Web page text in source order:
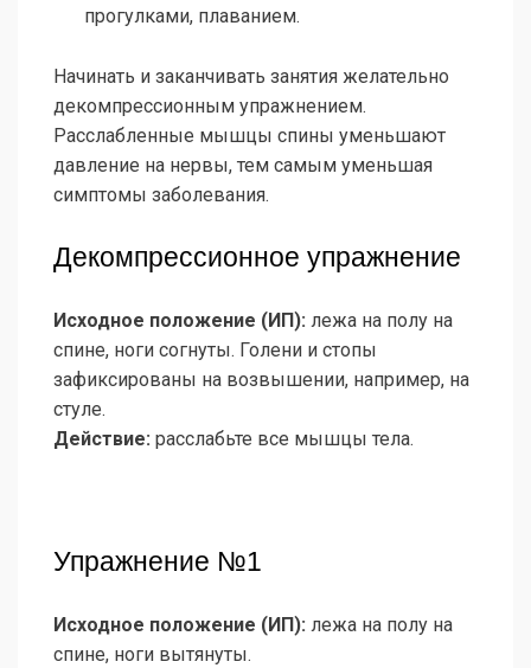
прогулками, плаванием.
Начинать и заканчивать занятия желательно
декомпрессионным упражнением.
Расслабленные мышцы спины уменьшают
давление на нервы, тем самым уменьшая
симптомы заболевания.
Декомпрессионное упражнение
Исходное положение (ИП): лежа на полу на
спине, ноги согнуты. Голени и стопы
зафиксированы на возвышении, например, на
стуле.
Действие: расслабьте все мышцы тела.
Упражнение №1
Исходное положение (ИП): лежа на полу на
спине, ноги вытянуты.